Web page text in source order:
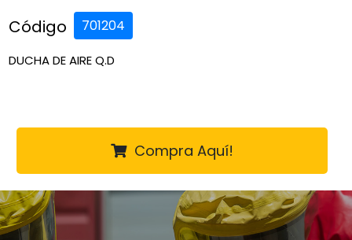
Código 701204
DUCHA DE AIRE Q.D
Compra Aquí!